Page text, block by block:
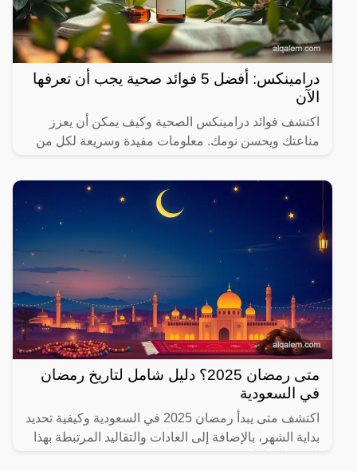
درامينكس: أفضل 5 فوائد صحية يجب أن تعرفها
الآن
اكتشف فوائد درامينكس الصحية وكيف يمكن أن يعزز
مناعتك ويحسن نومك. معلومات مفيدة وسريعة لكل من
متى رمضان 2025؟ دليل شامل لتاريخ رمضان
في السعودية
اكتشف متى يبدأ رمضان 2025 في السعودية وكيفية تحديد
بداية الشهر، بالإضافة إلى العادات والتقاليد المرتبطة بهذا